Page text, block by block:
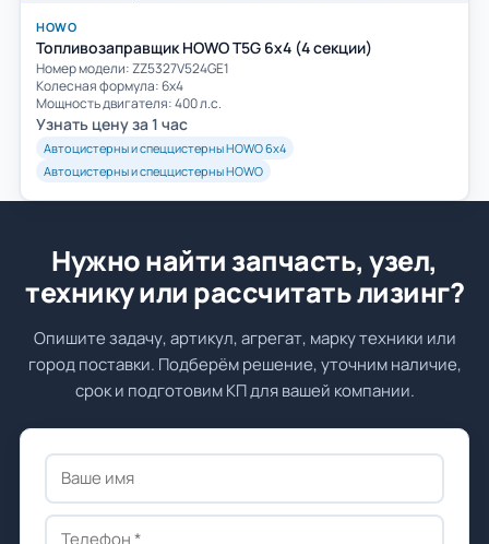
HOWO
Топливозаправщик HOWO T5G 6x4 (4 секции)
Номер модели: ZZ5327V524GE1
Колесная формула: 6х4
Мощность двигателя: 400 л.с.
Узнать цену за 1 час
Автоцистерны и спеццистерны HOWO 6х4
Автоцистерны и спеццистерны HOWO
Нужно найти запчасть, узел,
технику или рассчитать лизинг?
Опишите задачу, артикул, агрегат, марку техники или
город поставки. Подберём решение, уточним наличие,
срок и подготовим КП для вашей компании.